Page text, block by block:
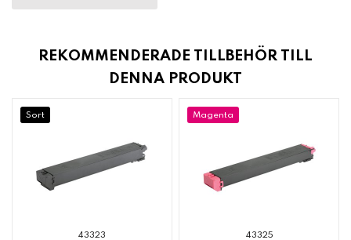
REKOMMENDERADE TILLBEHÖR TILL
DENNA PRODUKT
Sort
43323
Magenta
43325